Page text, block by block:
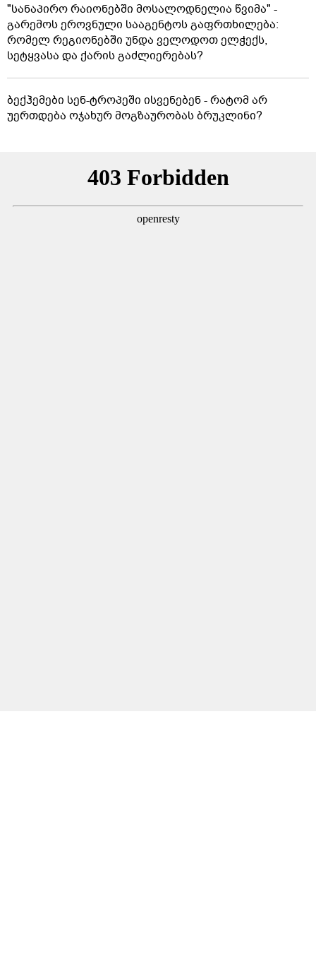
"სანაპირო რაიონებში მოსალოდნელია წვიმა" -
გარემოს ეროვნული სააგენტოს გაფრთხილება:
რომელ რეგიონებში უნდა ველოდოთ ელჭექს,
სეტყვასა და ქარის გაძლიერებას?
ბექჰემები სენ-ტროპეში ისვენებენ - რატომ არ
უერთდება ოჯახურ მოგზაურობას ბრუკლინი?